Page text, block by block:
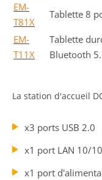
EM-
T81X
Tablette 8
EM-
T11X
Tablette
Bluetooth
La station d'accueil
x3 ports USB 2.0
x1 port LAN 10/
x1 port